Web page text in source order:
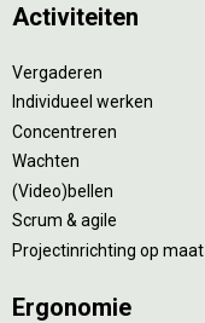
Activiteiten
Vergaderen
Individueel werken
Concentreren
Wachten
(Video)bellen
Scrum & agile
Projectinrichting op maat
Ergonomie